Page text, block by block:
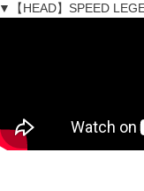
▼【HEAD】SPEED